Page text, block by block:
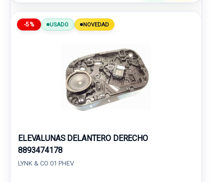
-5% USADO NOVEDAD
ELEVALUNAS DELANTERO DERECHO
8893474178
LYNK & CO 01 PHEV